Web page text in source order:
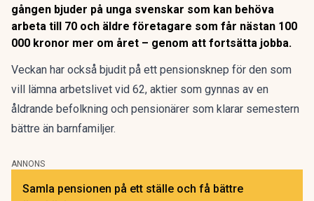
gången bjuder på unga svenskar som kan behöva
arbeta till 70 och äldre företagare som får nästan 100
000 kronor mer om året – genom att fortsätta jobba.
Veckan har också bjudit på ett pensionsknep för den som
vill lämna arbetslivet vid 62, aktier som gynnas av en
åldrande befolkning och pensionärer som klarar semestern
bättre än barnfamiljer.
ANNONS
Samla pensionen på ett ställe och få bättre